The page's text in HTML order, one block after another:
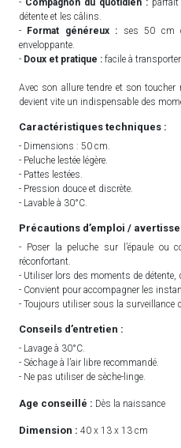
détente et les câlins.
- Format généreux : ses 50 cm
enveloppante.
- Doux et pratique : facile à
Avec son allure tendre et son toucher
devient vite un indispensable des
Caractéristiques techniques :
- Dimensions : 50 cm.
- Peluche lestée légère.
- Pattes lestées.
- Pression douce et discrète.
- Lavable à 30°C.
Précautions d’emploi /
- Poser la peluche sur l’épaule ou
réconfortant.
- Utiliser lors des moments de détente,
- Convient pour accompagner les
- Toujours utiliser sous la surveillance
Conseils d’entretien :
- Lavage à 30°C.
- Séchage à l’air libre recommandé.
- Ne pas utiliser de sèche-linge.
Age conseillé : Dès la naissance
Dimension : 40 x 13 x 13 cm